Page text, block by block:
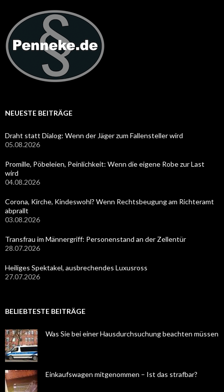
NEUESTE BEITRÄGE
Draht statt Dialog: Wenn der Jäger zum Fallensteller wird
05.08.2026
Promille, Pöbeleien, Peinlichkeit: Wenn die eigene Robe zur Last
wird
04.08.2026
Corona, Kirche, Kindeswohl? Wenn Rechtsbeugung am Richteramt
abprallt
03.08.2026
Transfrau im Männergriff: Personenstand an der Zellentür
28.07.2026
Heiliges Spektakel, ausbrechendes Luxusross
27.07.2026
BELIEBTESTE BEITRÄGE
Was Sie bei einer Hausdurchsuchung beachten müssen
Einkaufswagen mitgenommen – Ist das strafbar?